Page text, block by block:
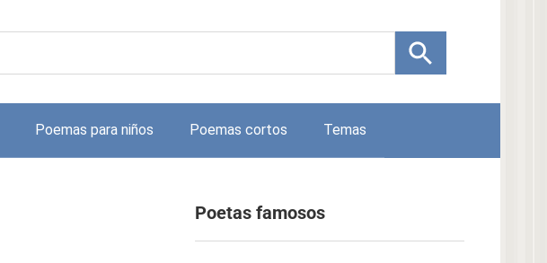
Poemas para niños Poemas cortos Temas
Poetas famosos